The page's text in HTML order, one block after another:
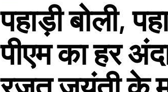
पहाड़ी बोली,
पीएम का हर